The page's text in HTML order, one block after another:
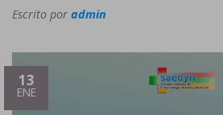
Escrito por admin
13
ENE